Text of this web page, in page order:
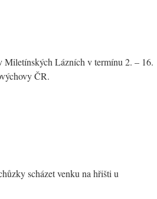
Miletínských Lázních v termínu 2. – 16.
ČR.
scházet venku na hřišti u